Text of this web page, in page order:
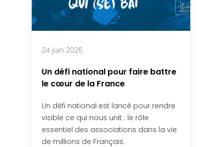
24 juin 2026
Un défi national pour faire battre
le cœur de la France
Un défi national est lancé pour rendre
visible ce qui nous unit : le rôle
essentiel des associations dans la vie
de millions de Français.